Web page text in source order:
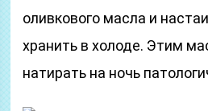
оливкового масла и
хранить в холоде. Этим
натирать на ночь